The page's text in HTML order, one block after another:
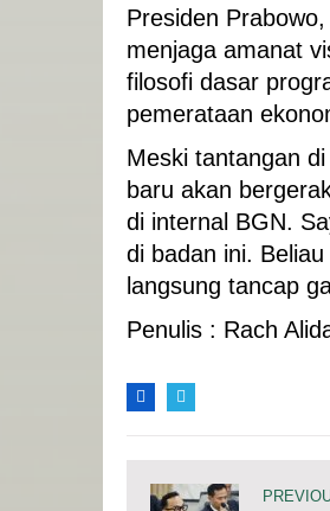
Presiden
menjaga amanat
filosofi dasar
pemerataan
Meski tantangan
baru akan
di internal BGN.
di badan ini.
langsung tancap
Penulis : Rach